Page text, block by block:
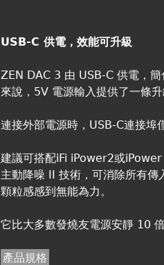
USB-C 供電，效能可升級
ZEN DAC 3 由 USB-C 供電，
來說，5V 電源輸入提供了一條升
連接外部電源時，USB-C連接埠
建議可搭配iFi iPower2或
主動降噪 II 技術，可消除所有
顆粒感感到無能為力。
它比大多數發燒友電源安靜 10 倍
產品規格